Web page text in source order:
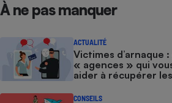
À ne pas manquer
ACTUALITÉ
Victimes d’arnaque
« agences » qui
aider à récupérer
CONSEILS